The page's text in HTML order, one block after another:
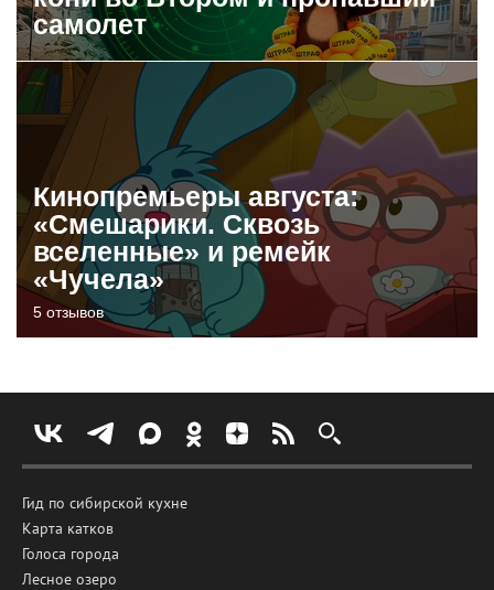
самолет
Кинопремьеры августа:
«Смешарики. Сквозь
вселенные» и ремейк
«Чучела»
5 отзывов
Гид по сибирской кухне
Карта катков
Голоса города
Лесное озеро